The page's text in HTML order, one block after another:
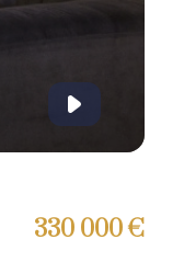
330 000 €